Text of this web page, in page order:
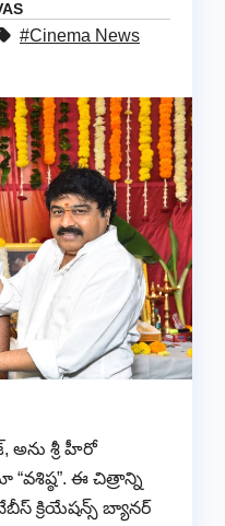
#Cinema News
అను శ్రీ హీరో
ఈ చిత్రాన్ని
క్రియేషన్స్ బ్యానర్